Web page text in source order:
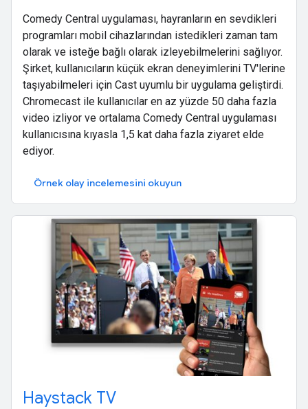
Comedy Central uygulaması, hayranların en sevdikleri
programları mobil cihazlarından istedikleri zaman tam
olarak ve isteğe bağlı olarak izleyebilmelerini sağlıyor.
Şirket, kullanıcıların küçük ekran deneyimlerini TV'lerine
taşıyabilmeleri için Cast uyumlu bir uygulama geliştirdi.
Chromecast ile kullanıcılar en az yüzde 50 daha fazla
video izliyor ve ortalama Comedy Central uygulaması
kullanıcısına kıyasla 1,5 kat daha fazla ziyaret elde
ediyor.
Örnek olay incelemesini okuyun
Haystack TV